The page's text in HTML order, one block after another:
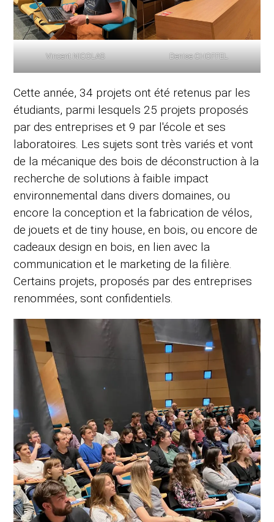
Vincent NICOLAS Denise CHOFFEL
Cette année, 34 projets ont été retenus par les
étudiants, parmi lesquels 25 projets proposés
par des entreprises et 9 par l'école et ses
laboratoires. Les sujets sont très variés et vont
de la mécanique des bois de déconstruction à la
recherche de solutions à faible impact
environnemental dans divers domaines, ou
encore la conception et la fabrication de vélos,
de jouets et de tiny house, en bois, ou encore de
cadeaux design en bois, en lien avec la
communication et le marketing de la filière.
Certains projets, proposés par des entreprises
renommées, sont confidentiels.